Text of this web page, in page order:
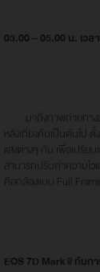
03.00 – 05.00 น. เวล
มาถึงภาพถ่ายทางช้า
หลังเที่ยงคืนเป็นต้นไป
แสงต่างๆ กัน เพื่อเปรี
สามารถปรับค่าความไว
คือกล้องแบบ Full
EOS 7D Mark ll กับ